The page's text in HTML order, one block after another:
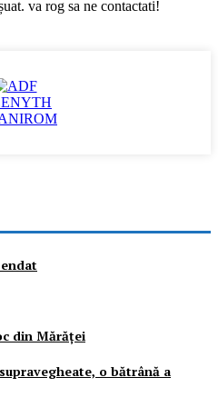
va rog sa ne contactati!
din Mărăţei
o bătrână a